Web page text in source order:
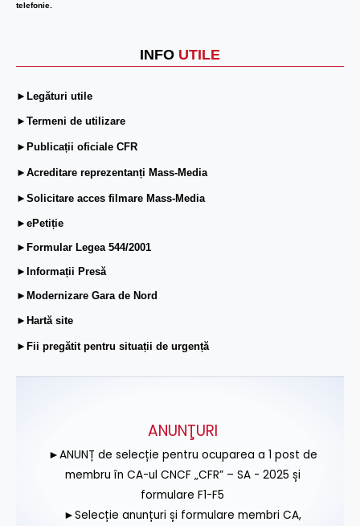
telefonie.
INFO UTILE
►Legături utile
►Termeni de utilizare
►Publicații oficiale CFR
►Acreditare reprezentanți Mass-Media
►Solicitare acces filmare Mass-Media
►ePetiție
►Formular Legea 544/2001
►Informații Presă
►Modernizare Gara de Nord
►Hartă site
►Fii pregătit pentru situații de urgență
ANUNŢURI
►ANUNȚ de selecție pentru ocuparea a 1 post de
membru în CA-ul CNCF „CFR” – SA - 2025 și
formulare F1-F5
►Selecție anunțuri și formulare membri CA,